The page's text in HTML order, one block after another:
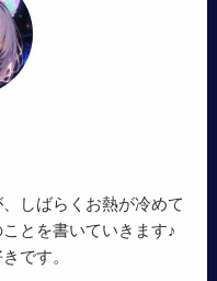
しばらくお熱が冷めて
とを書いていきます♪
です。